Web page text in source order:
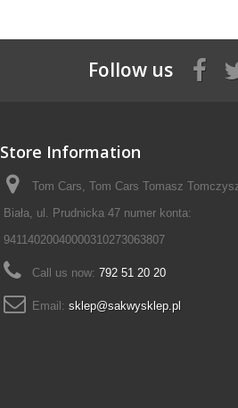
Follow us
Store Information
Tom Cars, Tom Cars Tomasz
Biała, ul. Prudnicka 47 numer konta:
94114020040000310273063807
Call us now: 792 51 20 20
Email: sklep@sakwysklep.pl